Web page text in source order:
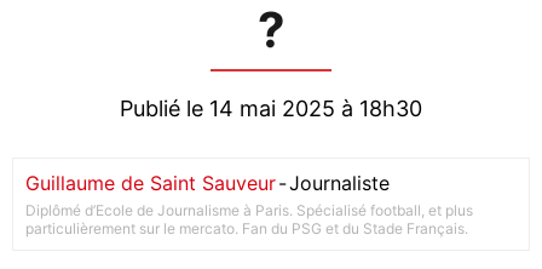
?
Publié le 14 mai 2025 à 18h30
Guillaume de Saint Sauveur-Journaliste
Diplômé d’Ecole de Journalisme à Paris. Spécialisé football, et plus
particulièrement sur le mercato. Fan du PSG et du Stade Français.